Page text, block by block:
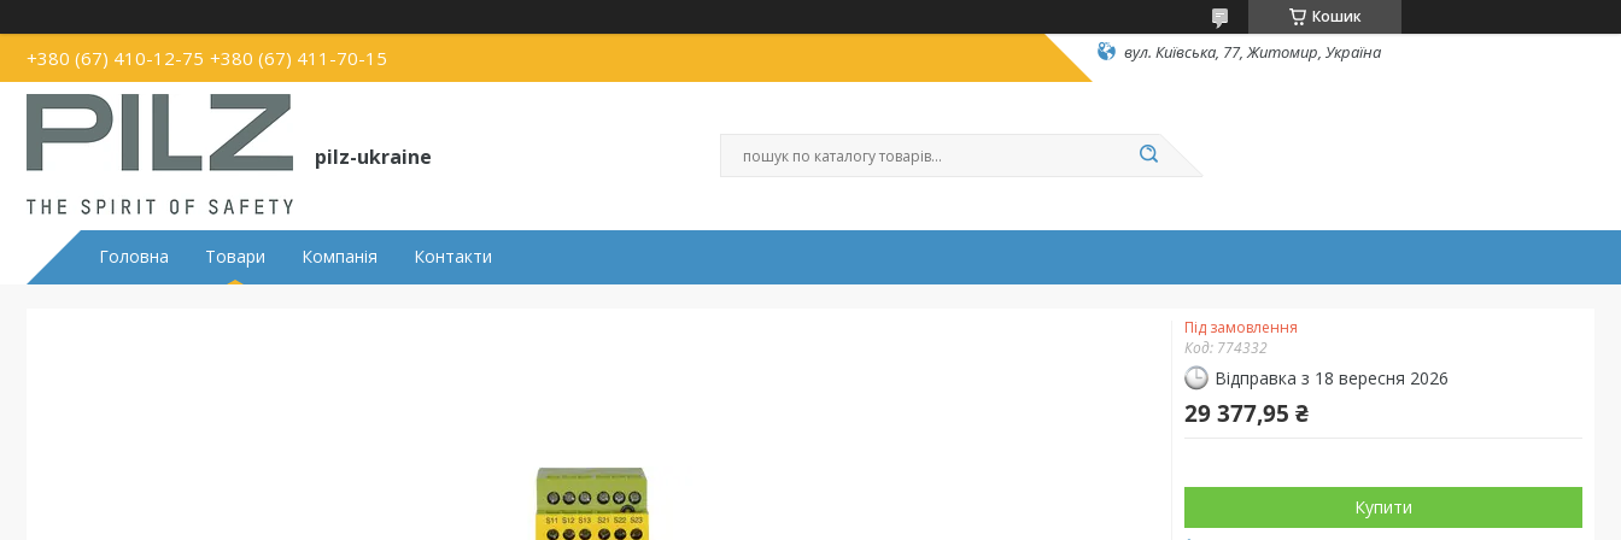
Кошик
+380 (67) 410-12-75 +380 (67) 411-70-15 вул. Київська, 77, Житомир, Україна
pilz-ukraine
Головна Товари Компанія Контакти
Під замовлення
Код: 774332
Відправка з 18 вересня 2026
29 377,95 ₴
Купити